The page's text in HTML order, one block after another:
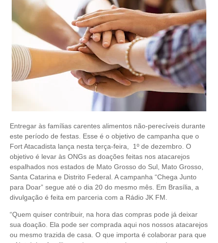
Entregar às famílias carentes alimentos não-perecíveis durante
este período de festas. Esse é o objetivo de campanha que o
Fort Atacadista lança nesta terça-feira, 1º de dezembro. O
objetivo é levar às ONGs as doações feitas nos atacarejos
espalhados nos estados de Mato Grosso do Sul, Mato Grosso,
Santa Catarina e Distrito Federal. A campanha “Chega Junto
para Doar” segue até o dia 20 do mesmo mês. Em Brasília, a
divulgação é feita em parceria com a Rádio JK FM.
“Quem quiser contribuir, na hora das compras pode já deixar
sua doação. Ela pode ser comprada aqui nos nossos atacarejos
ou mesmo trazida de casa. O que importa é colaborar para que